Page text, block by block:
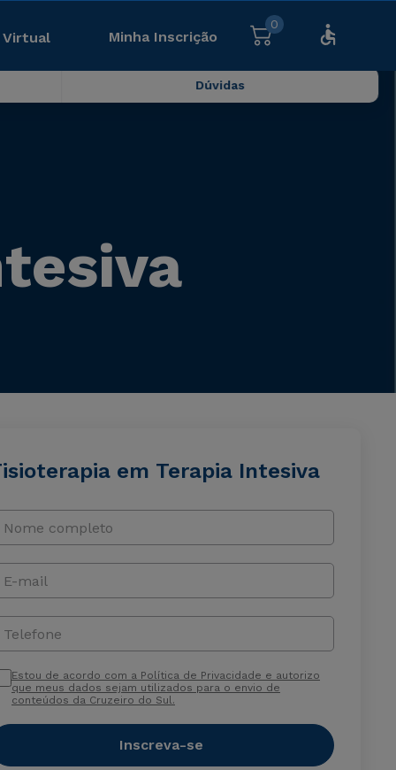
Virtual Minha Inscrição
0
Dúvidas
em Terapia Intesiva
Nome completo
E-mail
Telefone
Estou de acordo com a Política de Privacidade e autorizo
que meus dados sejam utilizados para o envio de
conteúdos da Cruzeiro do Sul.
Inscreva-se